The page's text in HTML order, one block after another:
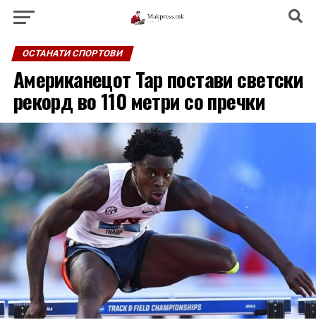
ОСТАНАТИ СПОРТОВИ
Американецот Тар постави светски
рекорд во 110 метри со пречки